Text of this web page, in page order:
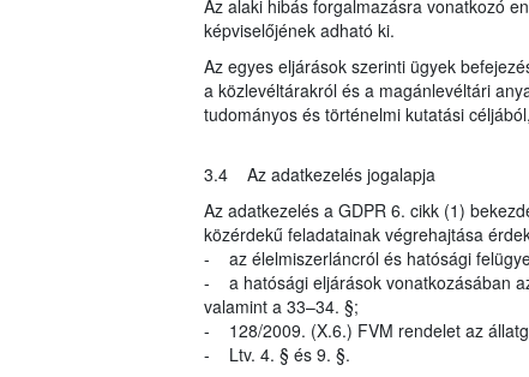
Az alaki hibás forgalmazásra vonatkozó
képviselőjének adható ki.
Az egyes eljárások szerinti ügyek
a közlevéltárakról és a magánlevéltári
tudományos és történelmi kutatási
3.4 Az adatkezelés jogalapja
Az adatkezelés a GDPR 6. cikk (1)
közérdekű feladatainak végrehajtása
- az élelmiszerláncról és hatósági
- a hatósági eljárások vonatkozásában
valamint a 33–34. §;
- 128/2009. (X.6.) FVM rendelet az
- Ltv. 4. § és 9. §.